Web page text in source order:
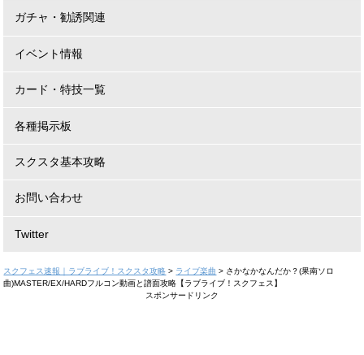
ガチャ・勧誘関連
イベント情報
カード・特技一覧
各種掲示板
スクスタ基本攻略
お問い合わせ
Twitter
スクフェス速報｜ラブライブ！スクスタ攻略 > ライブ楽曲 > さかなかなんだか？(果南ソロ
曲)MASTER/EX/HARDフルコン動画と譜面攻略【ラブライブ！スクフェス】
スポンサードリンク